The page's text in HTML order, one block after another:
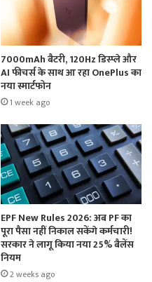
7000mAh बैटरी, 120Hz डिस्प्ले और
AI फीचर्स के साथ आ रहा OnePlus का
नया स्मार्टफोन
1 week ago
EPF New Rules 2026: अब PF का
पूरा पैसा नहीं निकाल सकेंगे कर्मचारी!
सरकार ने लागू किया नया 25% बैलेंस
नियम
2 weeks ago